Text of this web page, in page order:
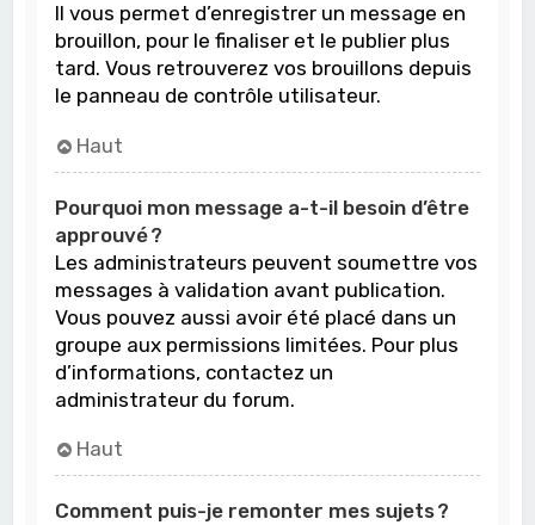
Il vous permet d’enregistrer un message en
brouillon, pour le finaliser et le publier plus
tard. Vous retrouverez vos brouillons depuis
le panneau de contrôle utilisateur.
Haut
Pourquoi mon message a-t-il besoin d’être
approuvé ?
Les administrateurs peuvent soumettre vos
messages à validation avant publication.
Vous pouvez aussi avoir été placé dans un
groupe aux permissions limitées. Pour plus
d’informations, contactez un
administrateur du forum.
Haut
Comment puis-je remonter mes sujets ?